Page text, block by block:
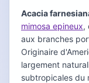
Acacia
mimosa epineux,
aux branches
Originaire
largement
subtropicales du